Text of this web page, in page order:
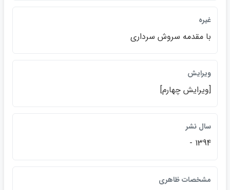
غيره
با مقدمه سروش سرداري
ويرايش
[ويرايش چهارم]
سال نشر
1394 -
مشخصات ظاهري